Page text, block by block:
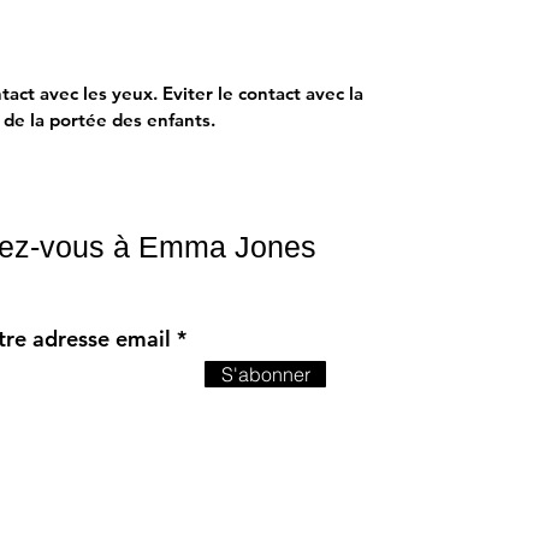
avec les yeux. Eviter le contact avec la
la portée des enfants.
vous à Emma Jones
adresse email
S'abonner